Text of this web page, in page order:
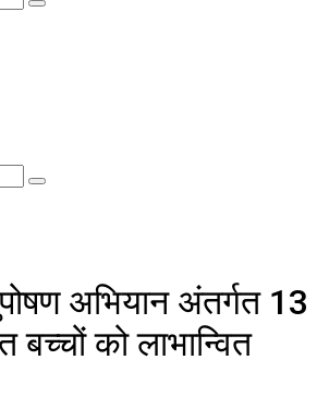
अभियान अंतर्गत 13
बच्चों को लाभान्वित